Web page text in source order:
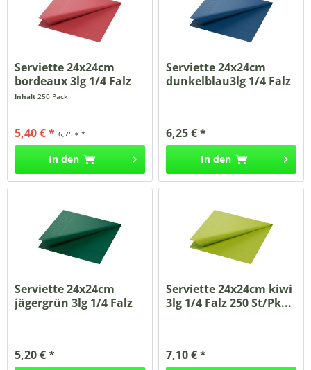
Serviette 24x24cm
bordeaux 3lg 1/4 Falz
250...
Inhalt250 Pack
6,75 € *
5,40 € *
In den
Serviette 24x24cm
dunkelblau3lg 1/4 Falz
6,25 € *
In den
Serviette 24x24cm
jägergrün 3lg 1/4 Falz
5,20 € *
Serviette 24x24cm kiwi
3lg 1/4 Falz 250 St/Pk...
7,10 € *